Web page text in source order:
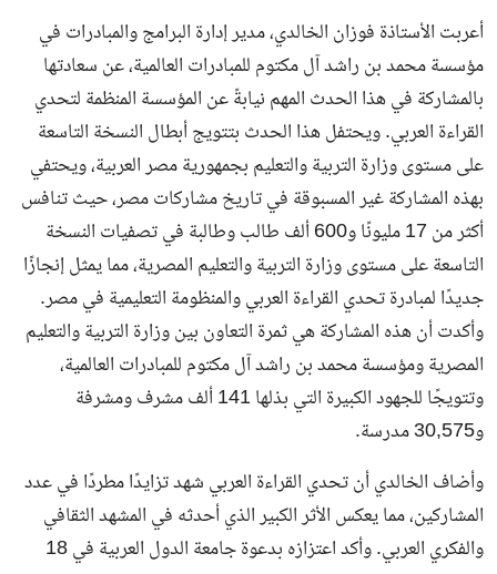
أعربت الأستاذة فوزان الخالدي، مدير إدارة البرامج والمبادرات في
مؤسسة محمد بن راشد آل مكتوم للمبادرات العالمية، عن سعادتها
بالمشاركة في هذا الحدث المهم نيابةً عن المؤسسة المنظمة لتحدي
القراءة العربي. ويحتفل هذا الحدث بتتويج أبطال النسخة التاسعة
على مستوى وزارة التربية والتعليم بجمهورية مصر العربية، ويحتفي
بهذه المشاركة غير المسبوقة في تاريخ مشاركات مصر، حيث تنافس
أكثر من 17 مليونًا و600 ألف طالب وطالبة في تصفيات النسخة
التاسعة على مستوى وزارة التربية والتعليم المصرية، مما يمثل إنجازًا
جديدًا لمبادرة تحدي القراءة العربي والمنظومة التعليمية في مصر.
وأكدت أن هذه المشاركة هي ثمرة التعاون بين وزارة التربية والتعليم
المصرية ومؤسسة محمد بن راشد آل مكتوم للمبادرات العالمية،
وتتويجًا للجهود الكبيرة التي بذلها 141 ألف مشرف ومشرفة
و30,575 مدرسة.
وأضاف الخالدي أن تحدي القراءة العربي شهد تزايدًا مطردًا في عدد
المشاركين، مما يعكس الأثر الكبير الذي أحدثه في المشهد الثقافي
والفكري العربي. وأكد اعتزازه بدعوة جامعة الدول العربية في 18